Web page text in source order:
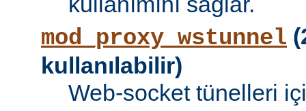
mod_proxy_wstunnel
kullanılabilir)
Web-socket tünelleri